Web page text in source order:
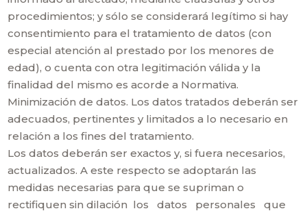
procedimientos; y sólo se considerará legítimo si hay
consentimiento para el tratamiento de datos (con
especial atención al prestado por los menores de
edad), o cuenta con otra legitimación válida y la
finalidad del mismo es acorde a Normativa.
Minimización de datos. Los datos tratados deberán ser
adecuados, pertinentes y limitados a lo necesario en
relación a los fines del tratamiento.
Los datos deberán ser exactos y, si fuera necesarios,
actualizados. A este respecto se adoptarán las
medidas necesarias para que se supriman o
rectifiquen sin dilación los datos personales que